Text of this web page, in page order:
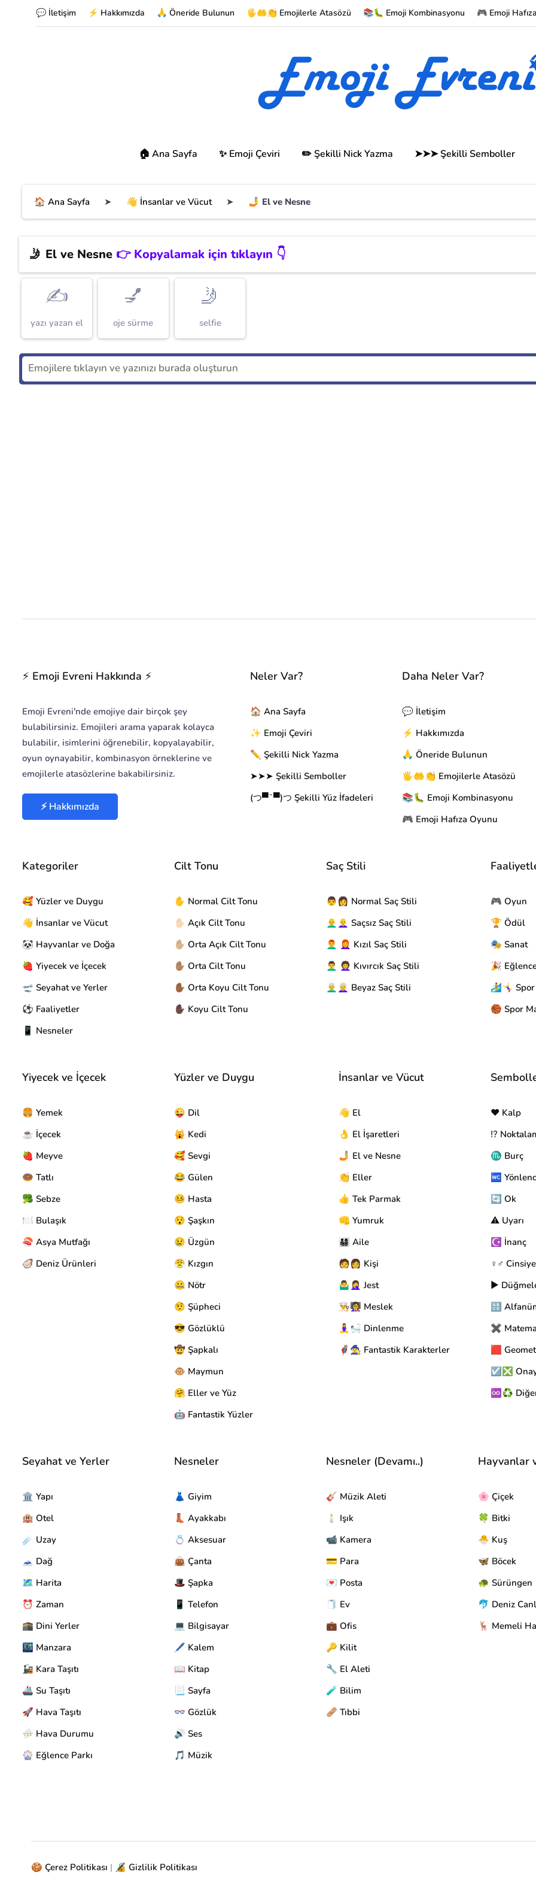
💬 İletişim ⚡ Hakkımızda 🙏 Öneride Bulunun 🖐🤲👏 Emojilerle Atasözü 📚🐛 Emoji Kombinasyonu 🎮 Emoji
🏠 Ana Sayfa ✨ Emoji Çeviri ✏️ Şekilli Nick Yazma ➤➤➤ Şekilli Semboller
🏠 Ana Sayfa ➤ 👋 İnsanlar ve Vücut ➤ 🤳 El ve Nesne
🤳 El ve Nesne 👉 Kopyalamak için tıklayın 👇
✍
yazı yazan el
💅
oje sürme
🤳
selfie
⚡ Emoji Evreni Hakkında ⚡
Emoji Evreni'nde emojiye dair birçok şey
bulabilirsiniz. Emojileri arama yaparak kolayca
bulabilir, isimlerini öğrenebilir, kopyalayabilir,
oyun oynayabilir, kombinasyon örneklerine ve
emojilerle atasözlerine bakabilirsiniz.
⚡ Hakkımızda
Neler Var?
🏠 Ana Sayfa
✨ Emoji Çeviri
✏️ Şekilli Nick Yazma
➤➤➤ Şekilli Semboller
(つ▀¯▀)つ Şekilli Yüz İfadeleri
Daha Neler Var?
💬 İletişim
⚡ Hakkımızda
🙏 Öneride Bulunun
🖐🤲👏 Emojilerle Atasözü
📚🐛 Emoji Kombinasyonu
🎮 Emoji Hafıza Oyunu
Kategoriler
🥰 Yüzler ve Duygu
👋 İnsanlar ve Vücut
🐼 Hayvanlar ve Doğa
🍓 Yiyecek ve İçecek
🛫 Seyahat ve Yerler
⚽ Faaliyetler
📱 Nesneler
Cilt Tonu
✋ Normal Cilt Tonu
✋🏻 Açık Cilt Tonu
✋🏼 Orta Açık Cilt Tonu
✋🏽 Orta Cilt Tonu
✋🏾 Orta Koyu Cilt Tonu
✋🏿 Koyu Cilt Tonu
Saç Stili
👨👩 Normal Saç Stili
👨‍🦲👩‍🦲 Saçsız Saç Stili
👨‍🦰 👩‍🦰 Kızıl Saç Stili
👨‍🦱 👩‍🦱 Kıvırcık Saç Stili
👨‍🦳👩‍🦳 Beyaz Saç Stili
🎮 Oyun
🏆 Ödül
🎭 Sanat
🎉
🏄🤸‍♀️ Spor
🏀 Spor
Yiyecek ve İçecek
🍔 Yemek
☕ İçecek
🍓 Meyve
🍩 Tatlı
🥦 Sebze
🍽️ Bulaşık
🍣 Asya Mutfağı
🦪 Deniz Ürünleri
Yüzler ve Duygu
😜 Dil
🙀 Kedi
🥰 Sevgi
😂 Gülen
🤒 Hasta
😯 Şaşkın
😢 Üzgün
😤 Kızgın
🤐 Nötr
🤨 Şüpheci
😎 Gözlüklü
🤠 Şapkalı
🐵 Maymun
🤗 Eller ve Yüz
🤖 Fantastik Yüzler
İnsanlar ve Vücut
👋 El
👌 El İşaretleri
🤳 El ve Nesne
👏 Eller
👍 Tek Parmak
👊 Yumruk
👨‍👩‍👧‍👦 Aile
🧑👩 Kişi
🤷‍♂️🤦‍♀️ Jest
👨‍🍳👩‍🏫 Meslek
🧘‍♀️🛀 Dinlenme
🦸‍♂️🧙‍♀️ Fantastik Karakterler
❤️ Kalp
⁉️
♏ Burç
🚾
🔄 Ok
⚠️ Uyarı
☪️ İnanç
♀️♂️
▶️
🔠
✖️
🟥
☑️❎ Onay
♾️♻️ Diğer
Seyahat ve Yerler
🏛️ Yapı
🏨 Otel
☄️ Uzay
🗻 Dağ
🗺️ Harita
⏰ Zaman
🕋 Dini Yerler
🌃 Manzara
🚂 Kara Taşıtı
🚢 Su Taşıtı
🚀 Hava Taşıtı
⛈️ Hava Durumu
🎡 Eğlence Parkı
Nesneler
👗 Giyim
👢 Ayakkabı
💍 Aksesuar
👜 Çanta
🎩 Şapka
📱 Telefon
💻 Bilgisayar
🖊️ Kalem
📖 Kitap
📃 Sayfa
👓 Gözlük
🔊 Ses
🎵 Müzik
Nesneler (Devamı..)
🎸 Müzik Aleti
🕯️ Işık
📹 Kamera
💳 Para
💌 Posta
🧻 Ev
💼 Ofis
🔑 Kilit
🔧 El Aleti
🧪 Bilim
🩹 Tıbbi
Hayvanlar
🌸 Çiçek
🍀 Bitki
🐣 Kuş
🦋 Böcek
🐢 Sürüngen
🐬 Deniz
🦌 Memeli
🍪 Çerez Politikası | 🔏 Gizlilik Politikası